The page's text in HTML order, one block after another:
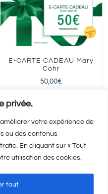
privée.
votre expérience de
ou des contenus
En cliquant sur « Tout
utilisation des cookies.
tout
E-CARTE CADEAU Mary
Cohr
50,00€
Ajouter au panier
Détails